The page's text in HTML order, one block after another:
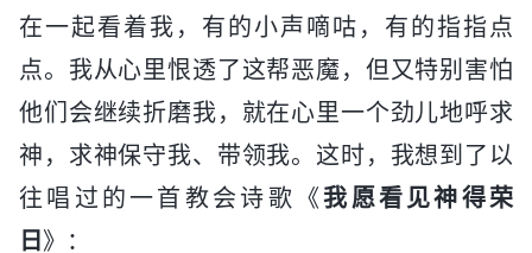
在一起看着我，有的小声嘀咕，有的指指点
点。我从心里恨透了这帮恶魔，但又特别害怕
他们会继续折磨我，就在心里一个劲儿地呼求
神，求神保守我、带领我。这时，我想到了以
往唱过的一首教会诗歌《我愿看见神得荣
日 》：